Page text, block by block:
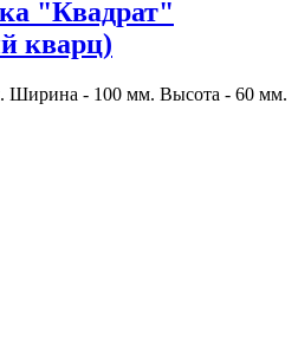
"Квадрат"
кварц)
Ширина - 100 мм. Высота - 60 мм.